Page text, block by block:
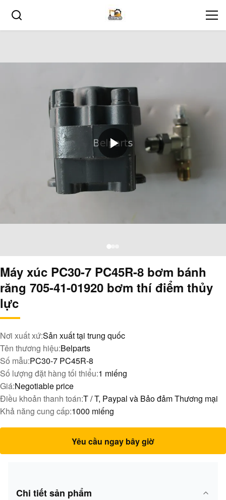
Máy xúc PC30-7 PC45R-8 bơm bánh
răng 705-41-01920 bơm thí điểm thủy
lực
Nơi xuất xứ:Sản xuất tại trung quốc
Tên thương hiệu:Belparts
Số mẫu:PC30-7 PC45R-8
Số lượng đặt hàng tối thiểu:1 miếng
Giá:Negotiable price
Điều khoản thanh toán:T / T, Paypal và Bảo đảm Thương mại
Khả năng cung cấp:1000 miếng
Yêu cầu ngay bây giờ
Chi tiết sản phẩm